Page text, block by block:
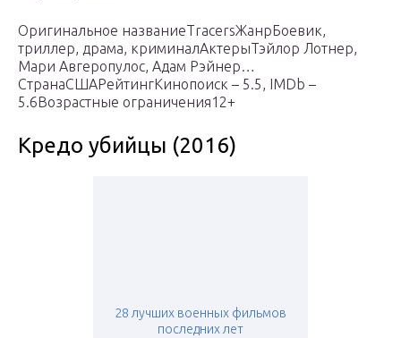
Оригинальное названиеTracersЖанрБоевик,
триллер, драма, криминалАктерыТэйлор Лотнер,
Мари Авгеропулос, Адам Рэйнер…
СтранаСШАРейтингКинопоиск – 5.5, IMDb –
5.6Возрастные ограничения12+
Кредо убийцы (2016)
28 лучших военных фильмов
последних лет